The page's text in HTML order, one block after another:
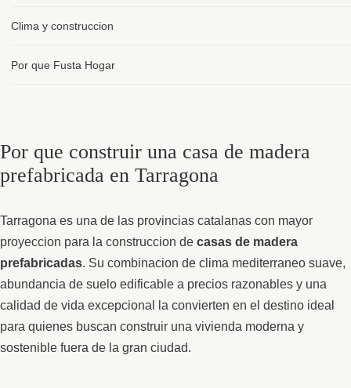
Clima y construccion
Por que Fusta Hogar
Por que construir una casa de madera
prefabricada en Tarragona
Tarragona es una de las provincias catalanas con mayor
proyeccion para la construccion de casas de madera
prefabricadas. Su combinacion de clima mediterraneo suave,
abundancia de suelo edificable a precios razonables y una
calidad de vida excepcional la convierten en el destino ideal
para quienes buscan construir una vivienda moderna y
sostenible fuera de la gran ciudad.